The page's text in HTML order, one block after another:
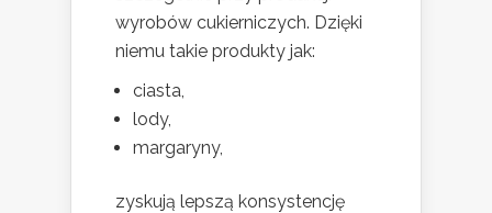
wyrobów cukierniczych. Dzięki
niemu takie produkty jak:
ciasta,
lody,
margaryny,
zyskują lepszą konsystencję